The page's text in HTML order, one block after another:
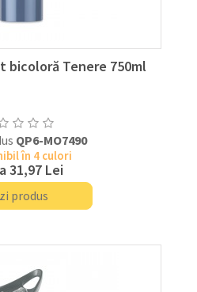
bicoloră Tenere 750ml
QP6-MO7490
în 4 culori
31,97 Lei
produs